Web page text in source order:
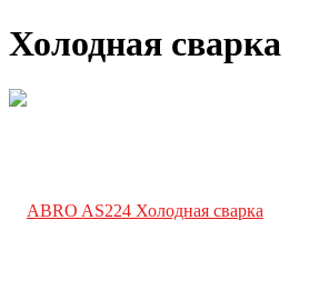
Холодная сварка